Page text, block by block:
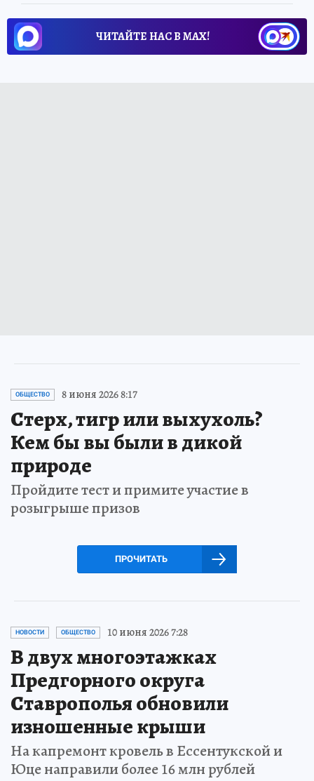
ЧИТАЙТЕ НАС В МАХ!
ОБЩЕСТВО 8 июня 2026 8:17
Стерх, тигр или выхухоль?
Кем бы вы были в дикой
природе
Пройдите тест и примите участие в
розыгрыше призов
ПРОЧИТАТЬ
НОВОСТИ ОБЩЕСТВО 10 июня 2026 7:28
В двух многоэтажках
Предгорного округа
Ставрополья обновили
изношенные крыши
На капремонт кровель в Ессентукской и
Юце направили более 16 млн рублей